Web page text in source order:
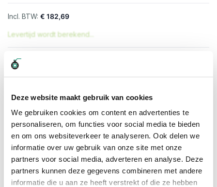
Deze website maakt gebruik van cookies
We gebruiken cookies om content en advertenties te
personaliseren, om functies voor social media te bieden
en om ons websiteverkeer te analyseren. Ook delen we
informatie over uw gebruik van onze site met onze
partners voor social media, adverteren en analyse. Deze
partners kunnen deze gegevens combineren met andere
informatie die u aan ze heeft verstrekt of die ze hebben
€ 182,69
Levertijd wordt berekend...
Snelle levering
Snel naar
Meer informatie